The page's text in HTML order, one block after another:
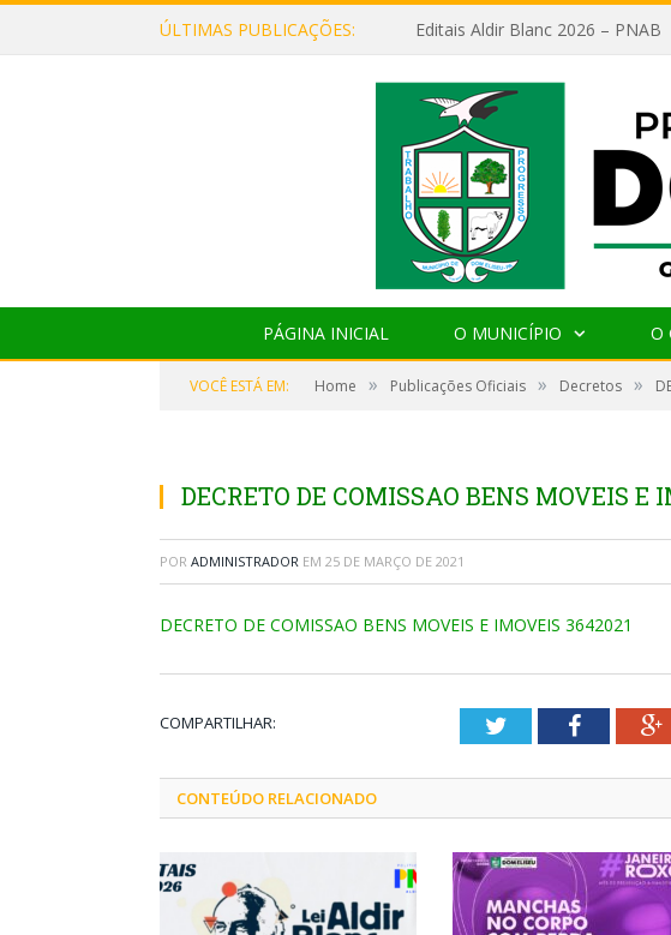
ÚLTIMAS PUBLICAÇÕES: Editais Aldir Blanc 2026 – PNAB
PÁGINA INICIAL O MUNICÍPIO O
VOCÊ ESTÁ EM: Home » Publicações Oficiais » Decretos »
DECRETO DE COMISSAO BENS MOVEIS E
POR ADMINISTRADOR EM 25 DE MARÇO DE 2021
DECRETO DE COMISSAO BENS MOVEIS E IMOVEIS 3642021
COMPARTILHAR: TwitterFacebook
CONTEÚDO RELACIONADO